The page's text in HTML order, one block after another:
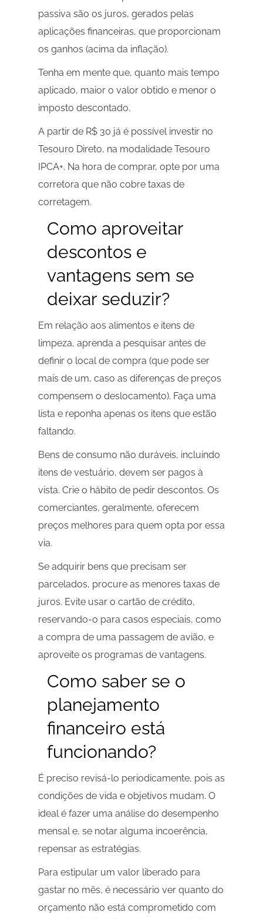
passiva são os juros, gerados pelas
aplicações financeiras, que proporcionam
os ganhos (acima da inflação).
Tenha em mente que, quanto mais tempo
aplicado, maior o valor obtido e menor o
imposto descontado.
A partir de R$ 30 já é possível investir no
Tesouro Direto, na modalidade Tesouro
IPCA+. Na hora de comprar, opte por uma
corretora que não cobre taxas de
corretagem.
Como aproveitar
descontos e
vantagens sem se
deixar seduzir?
Em relação aos alimentos e itens de
limpeza, aprenda a pesquisar antes de
definir o local de compra (que pode ser
mais de um, caso as diferenças de preços
compensem o deslocamento). Faça uma
lista e reponha apenas os itens que estão
faltando.
Bens de consumo não duráveis, incluindo
itens de vestuário, devem ser pagos à
vista. Crie o hábito de pedir descontos. Os
comerciantes, geralmente, oferecem
preços melhores para quem opta por essa
via.
Se adquirir bens que precisam ser
parcelados, procure as menores taxas de
juros. Evite usar o cartão de crédito,
reservando-o para casos especiais, como
a compra de uma passagem de avião, e
aproveite os programas de vantagens.
Como saber se o
planejamento
financeiro está
funcionando?
É preciso revisá-lo periodicamente, pois as
condições de vida e objetivos mudam. O
ideal é fazer uma análise do desempenho
mensal e, se notar alguma incoerência,
repensar as estratégias.
Para estipular um valor liberado para
gastar no mês, é necessário ver quanto do
orçamento não está comprometido com